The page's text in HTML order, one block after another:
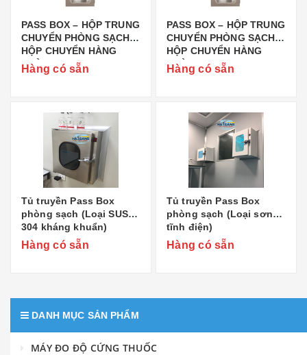
PASS BOX – HỘP TRUNG
CHUYỂN PHÒNG SẠCH –
HỘP CHUYỂN HÀNG
PHÒNG SẠCH PB-02
BIOBASE
Hàng có sẵn
PASS BOX – HỘP TRUNG
CHUYỂN PHÒNG SẠCH –
HỘP CHUYỂN HÀNG
PHÒNG SẠCH PB-03
BIOBASE
Hàng có sẵn
Tủ truyền Pass Box
phòng sạch (Loại SUS
304 kháng khuẩn)
Hàng có sẵn
Tủ truyền Pass Box
phòng sạch (Loại sơn
tĩnh điện)
Hàng có sẵn
DANH MỤC SẢN PHẨM
MÁY ĐO ĐỘ CỨNG THUỐC